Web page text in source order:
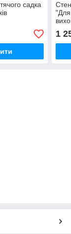
садка
"Для
1